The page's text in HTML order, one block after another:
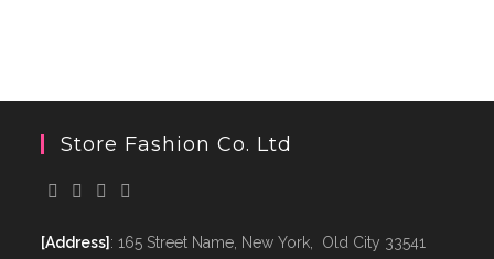
Store Fashion Co. Ltd
[Address]: 165 Street Name, New York, Old City 33541